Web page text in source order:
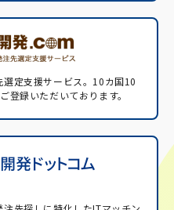
定支援サービス。 10カ国10
登録いただいております。